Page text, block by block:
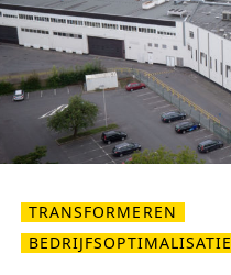
TRANSFORMEREN
BEDRIJFSOPTIMALISATIE